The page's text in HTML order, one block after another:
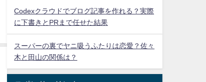
Codexクラウドでブログ記事を作れる？実際
に下書きとPRまで任せた結果
スーパーの裏でヤニ吸うふたりは恋愛？佐々
木と田山の関係は？